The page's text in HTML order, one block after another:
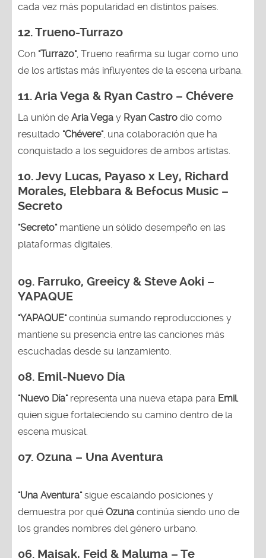
cada vez más popularidad en distintos países.
12.Trueno-Turrazo
Con "Turrazo", Trueno reafirma su lugar como uno
de los artistas más influyentes de la escena urbana.
11. Aria Vega & Ryan Castro – Chévere
La unión de Aria Vega y Ryan Castro dio como
resultado "Chévere", una colaboración que ha
conquistado a los seguidores de ambos artistas.
10. Jevy Lucas, Payaso x Ley, Richard
Morales, Elebbara & Befocus Music –
Secreto
"Secreto"mantiene un sólido desempeño en las
plataformas digitales.
09. Farruko, Greeicy & Steve Aoki –
YAPAQUE
"YAPAQUE"continúa sumando reproducciones y
mantiene su presencia entre las canciones más
escuchadas desde su lanzamiento.
08. Emil-Nuevo Día
"Nuevo Día"representa una nueva etapa para Emil,
quien sigue fortaleciendo su camino dentro de la
escena musical.
07. Ozuna – Una Aventura
"Una Aventura"sigue escalando posiciones y
demuestra por qué Ozuna continúa siendo uno de
los grandes nombres del género urbano.
06. Maisak, Feid & Maluma – Te